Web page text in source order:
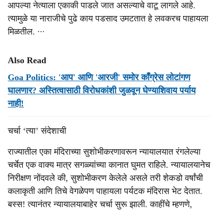
आपल्या नेत्याला एकाकी पाडले जात असल्याचे वाटू लागले आहे.
त्यामुळे या नाराजीचे पुढे काय पडसाद उमटतात हे लवकरच पाहायला
मिळतील. ∙∙∙
Also Read
Goa Politics: 'आप' आणि 'आरजी' समोर काँग्रेस लोटांगण
घालणार? अस्तित्वासाठी विरोधकांशी जुळवून घेण्याशिवाय पर्याय
नाही!
चर्चा ‘त्या’ संदेशाची
राज्यातील एका मंदिराच्या सुशोभीकरणावरून न्यायालयात रंगलेल्या
चर्चेत एक वाक्य मात्र सगळ्यांच्या कानात घुमत राहिले. न्यायालयानेच
निरीक्षण नोंदवले की, सुशोभीकरण केलेले असले तरी शेकडो वर्षांची
कलाकृती आणि तिचे वेगळेपण पाहायला पर्यटक मंदिरास भेट देतात.
बस्स! त्यानंतर न्यायालयाबाहेर चर्चा सुरू झाली. काहींचे म्हणणे,